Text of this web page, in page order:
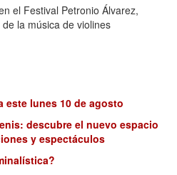
el Festival Petronio Álvarez,
la música de violines
este lunes 10 de agosto
descubre el nuevo espacio
y espectáculos